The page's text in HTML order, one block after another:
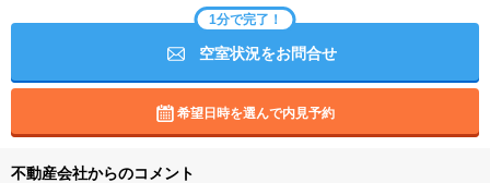
1分で完了！
空室状況をお問合せ
希望日時を選んで内見予約
不動産会社からのコメント